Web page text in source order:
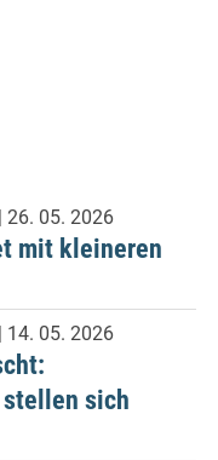
| 26. 05. 2026
mit kleineren
| 14. 05. 2026
sich